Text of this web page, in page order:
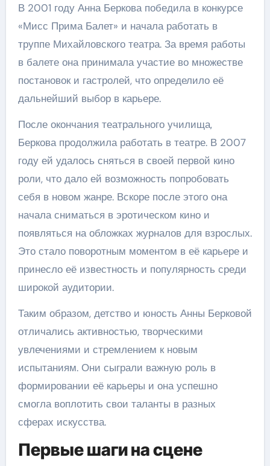
В 2001 году Анна Беркова победила в конкурсе
«Мисс Прима Балет» и начала работать в
труппе Михайловского театра. За время работы
в балете она принимала участие во множестве
постановок и гастролей, что определило её
дальнейший выбор в карьере.
После окончания театрального училища,
Беркова продолжила работать в театре. В 2007
году ей удалось сняться в своей первой кино
роли, что дало ей возможность попробовать
себя в новом жанре. Вскоре после этого она
начала сниматься в эротическом кино и
появляться на обложках журналов для взрослых.
Это стало поворотным моментом в её карьере и
принесло её известность и популярность среди
широкой аудитории.
Таким образом, детство и юность Анны Берковой
отличались активностью, творческими
увлечениями и стремлением к новым
испытаниям. Они сыграли важную роль в
формировании её карьеры и она успешно
смогла воплотить свои таланты в разных
сферах искусства.
Первые шаги на сцене